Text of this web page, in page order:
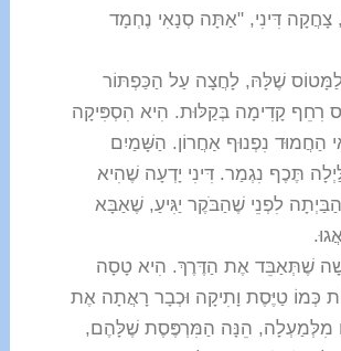
דִּינִי, "אַתָּה סְנָאִי נֶחְמָד
שֶׁלָּהּ, לָחֲצָה עַל הַכַּפְתּוֹר
רִחֵף קָדִימָה בְּקַלּוּת. הִיא הִסְפִּיקָה
הַחֲמוּד נִפְנוּף אַחֲרוֹן. הַשָּׁמַיִם
תֶּכֶף נִגְמַר. דִּינִי יָדְעָה שֶׁהִיא
לִפְנֵי שֶׁהַבֹּקֶר יַגִּיעַ, שֶׁאַבָּא
שֶׁתְּאַבֵּד אֶת הַדֶּרֶךְ. הִיא טָסָה
כְּמוֹ טַיֶּסֶת וָתִיקָה וּכְבָר רָאֲתָה אֶת
מִלְּמַעְלָה, הֵנָּה הַמִּרְפֶּסֶת שֶׁלָּהֶם,